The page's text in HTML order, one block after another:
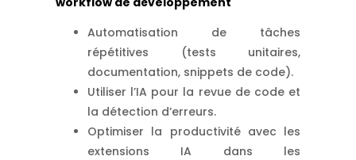
Automatisation de tâches
répétitives (tests unitaires,
documentation, snippets de code).
Utiliser l’IA pour la revue de code et
la détection d’erreurs.
Optimiser la productivité avec les
extensions IA dans les